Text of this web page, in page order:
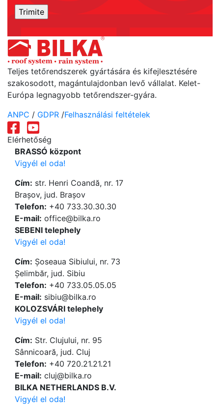
Teljes tetőrendszerek gyártására és kifejlesztésére
szakosodott, magántulajdonban levő vállalat. Kelet-
Európa legnagyobb tetőrendszer-gyára.
ANPC / GDPR /Felhasználási feltételek
Elérhetőség
BRASSÓ központ
Vigyél el oda!
Cím: str. Henri Coandă, nr. 17
Brașov, jud. Brașov
Telefon: +40 733.30.30.30
Е-mail: office@bilka.ro
SEBENI telephely
Vigyél el oda!
Cím: Șoseaua Sibiului, nr. 73
Șelimbăr, jud. Sibiu
Telefon: +40 733.05.05.05
Е-mail: sibiu@bilka.ro
KOLOZSVÁRI telephely
Vigyél el oda!
Cím: Str. Clujului, nr. 95
Sânnicoară, jud. Cluj
Telefon: +40 720.21.21.21
Е-mail: cluj@bilka.ro
BILKA NETHERLANDS B.V.
Vigyél el oda!